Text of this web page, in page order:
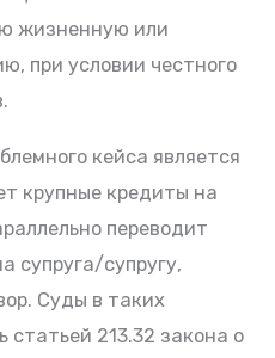
жизненную или
при условии честного
кейса является
крупные кредиты на
переводит
супруга/супругу,
Суды в таких
статьей 213.32 закона о